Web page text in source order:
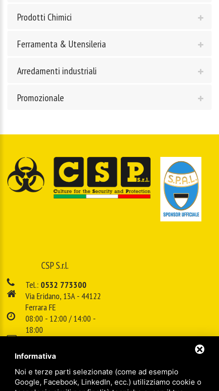
Prodotti Chimici
Ferramenta & Utensileria
Arredamenti industriali
Promozionale
CSP S.r.l.
Tel.: 0532 773300
Via Eridano, 13A - 44122
Ferrara FE
08:00 - 12:00 / 14:00 -
18:00
info@cspsrl.biz
Sitemap / Privacy policy/Legal
Informativa
Noi e terze parti selezionate (come ad esempio
Google, Facebook, LinkedIn, ecc.) utilizziamo cookie o